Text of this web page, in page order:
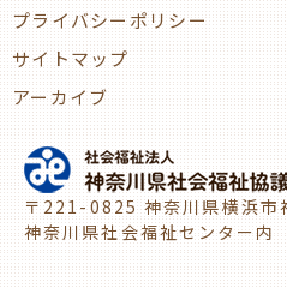
プライバシーポリシー
サイトマップ
アーカイブ
〒221-0825 神奈川県横浜
神奈川県社会福祉センター内